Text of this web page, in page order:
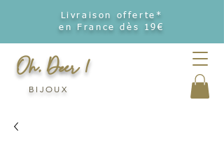
Livraison offerte*
en France dès 19€
Oh, Deer !
BIJOUX